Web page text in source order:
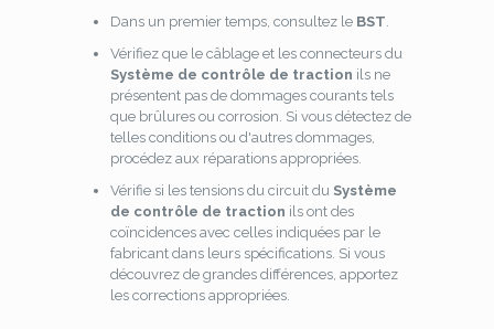
Dans un premier temps, consultez le BST.
Vérifiez que le câblage et les connecteurs du
Système de contrôle de traction ils ne
présentent pas de dommages courants tels
que brûlures ou corrosion. Si vous détectez de
telles conditions ou d'autres dommages,
procédez aux réparations appropriées.
Vérifie si les tensions du circuit du Système
de contrôle de traction ils ont des
coïncidences avec celles indiquées par le
fabricant dans leurs spécifications. Si vous
découvrez de grandes différences, apportez
les corrections appropriées.